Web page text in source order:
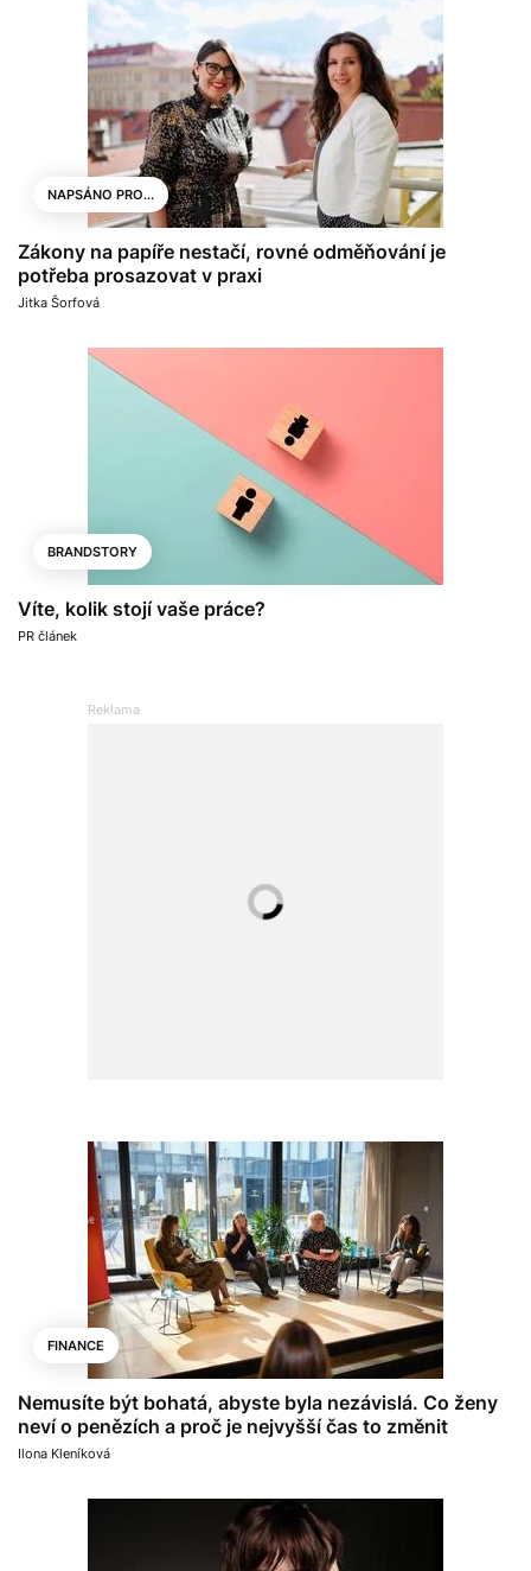
NAPSÁNO PRO...
Zákony na papíře nestačí, rovné odměňování je
potřeba prosazovat v praxi
Jitka Šorfová
BRANDSTORY
Víte, kolik stojí vaše práce?
PR článek
FINANCE
Nemusíte být bohatá, abyste byla nezávislá. Co ženy
neví o penězích a proč je nejvyšší čas to změnit
Ilona Kleníková